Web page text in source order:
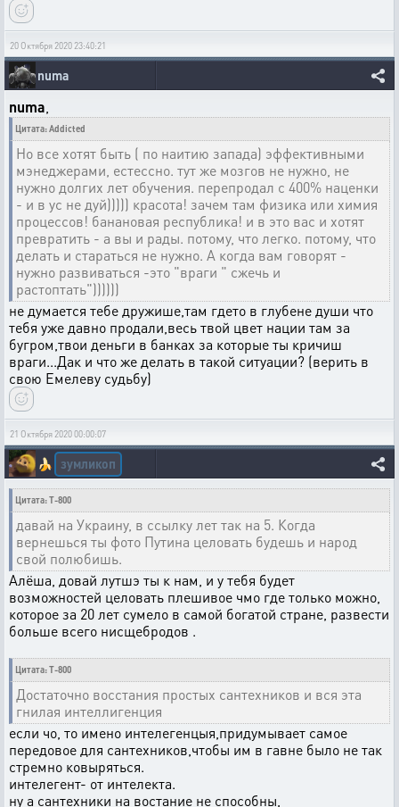
20 Октября 2020 23:40:21
numa
numa
Цитата: Addicted
Но все хотят быть ( по наитию запада) эффективными
мэнеджерами, естессно. тут же мозгов не нужно, не
нужно долгих лет обучения. перепродал с 400% наценки
- и в ус не дуй))))) красота! зачем там физика или химия
процессов! банановая республика! и в это вас и хотят
превратить - а вы и рады. потому, что легко. потому, что
делать и стараться не нужно. А когда вам говорят -
нужно развиваться -это "враги " сжечь и
растоптать"))))))
не думается тебе дружише,там гдето в глубене души что
тебя уже давно продали,весь твой цвет нации там за
бугром,твои деньги в банках за которые ты кричиш
враги...Дак и что же делать в такой ситуации? (верить в
свою Емелеву судьбу)
21 Октября 2020 00:00:07
🍌 зумликоп
Цитата: T-800
давай на Украину, в ссылку лет так на 5. Когда
вернешься ты фото Путина целовать будешь и народ
свой полюбишь.
Алёша, довай лутшэ ты к нам, и у тебя будет
возможностей целовать плешивое чмо где только можно,
которое за 20 лет сумело в самой богатой стране, развести
больше всего нисщебродов .
Цитата: T-800
Достаточно восстания простых сантехников и вся эта
гнилая интеллигенция
если чо, то имено интелегенцыя,придумывает самое
передовое для сантехников,чтобы им в гавне было не так
стремно ковыряться.
интелегент- от интелекта.
ну а сантехники на востание не способны,